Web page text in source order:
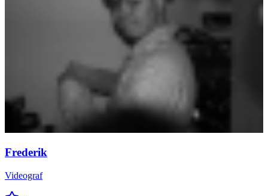
Frederik
Videograf